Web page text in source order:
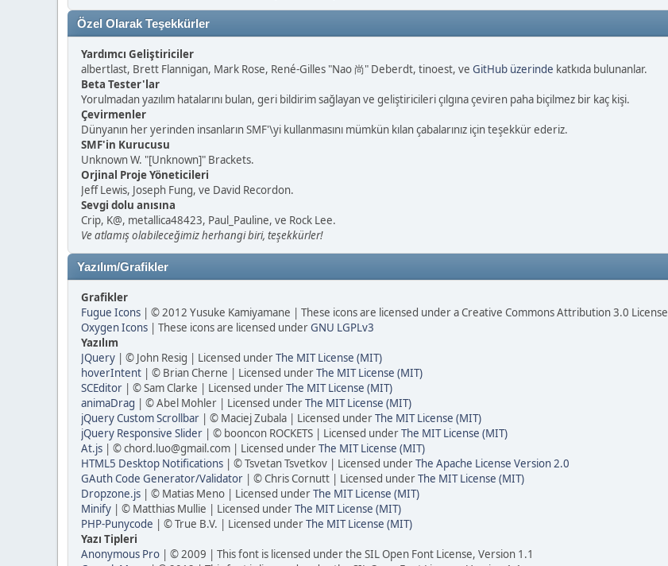
Özel Olarak Teşekkürler
Yardımcı Geliştiriciler
albertlast, Brett Flannigan, Mark Rose, René-Gilles "Nao 尚" Deberdt, tinoest, ve GitHub üzerinde katkıda bulunanlar.
Beta Tester'lar
Yorulmadan yazılım hatalarını bulan, geri bildirim sağlayan ve geliştiricileri çılgına çeviren paha biçilmez bir kaç kişi.
Çevirmenler
Dünyanın her yerinden insanların SMF'\yi kullanmasını mümkün kılan çabalarınız için teşekkür ederiz.
SMF'in Kurucusu
Unknown W. "[Unknown]" Brackets.
Orjinal Proje Yöneticileri
Jeff Lewis, Joseph Fung, ve David Recordon.
Sevgi dolu anısına
Crip, K@, metallica48423, Paul_Pauline, ve Rock Lee.
Ve atlamış olabileceğimiz herhangi biri, teşekkürler!
Yazılım/Grafikler
Grafikler
Fugue Icons | © 2012 Yusuke Kamiyamane | These icons are licensed under a Creative Commons Attribution 3.0 License
Oxygen Icons | These icons are licensed underGNU LGPLv3
Yazılım
JQuery | © John Resig | Licensed underThe MIT License (MIT)
hoverIntent | © Brian Cherne | Licensed underThe MIT License (MIT)
SCEditor | © Sam Clarke | Licensed underThe MIT License (MIT)
animaDrag | © Abel Mohler | Licensed underThe MIT License (MIT)
jQuery Custom Scrollbar | © Maciej Zubala | Licensed underThe MIT License (MIT)
jQuery Responsive Slider | © booncon ROCKETS | Licensed underThe MIT License (MIT)
At.js | © chord.luo@gmail.com | Licensed underThe MIT License (MIT)
HTML5 Desktop Notifications | © Tsvetan Tsvetkov | Licensed underThe Apache License Version 2.0
GAuth Code Generator/Validator | © Chris Cornutt | Licensed underThe MIT License (MIT)
Dropzone.js | © Matias Meno | Licensed underThe MIT License (MIT)
Minify | © Matthias Mullie | Licensed underThe MIT License (MIT)
PHP-Punycode | © True B.V. | Licensed underThe MIT License (MIT)
Yazı Tipleri
Anonymous Pro | © 2009 | This font is licensed under the SIL Open Font License, Version 1.1